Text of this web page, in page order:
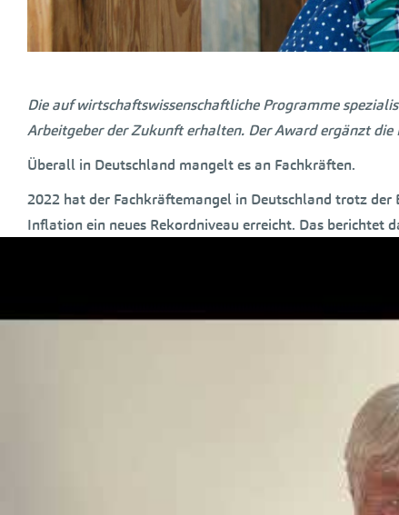
Die auf wirtschaftswissenschaftliche Programme
Arbeitgeber der Zukunft erhalten. Der Award ergänzt
Überall in Deutschland mangelt es an Fachkräften.
2022 hat der Fachkräftemangel in Deutschland trotz
Inflation ein neues Rekordniveau erreicht. Das berichtet
stehen bis 2035 sogar mehr als sieben Millionen
Es ist klar, dass das die Anzahl der verfügbaren
Übriges hinzu. Es werden einfach immer weniger
Unternehmen um die verfügbaren Beschäftigten weiter
, Kanzler der
in Konstanz ist eine staatlich
und